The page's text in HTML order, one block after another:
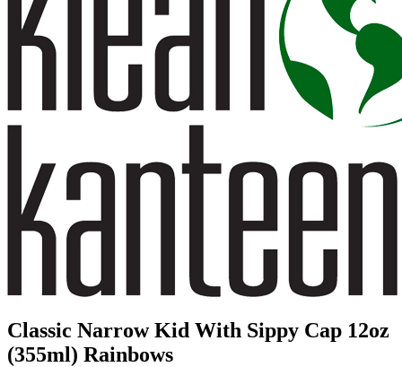
Classic Narrow Kid With Sippy Cap 12oz
(355ml) Rainbows